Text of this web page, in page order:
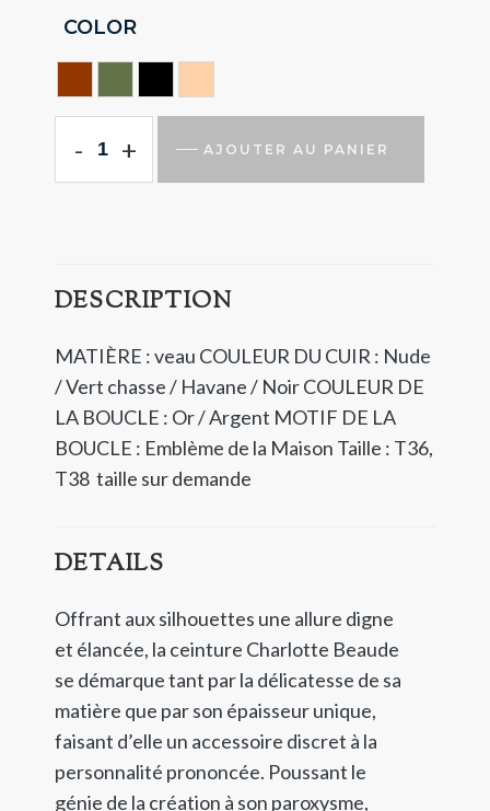
COLOR
HAVANAHUNTING GREEN
NOIRNUDE
- + AJOUTER AU PANIER
DESCRIPTION
MATIÈRE : veau COULEUR DU CUIR : Nude
/ Vert chasse / Havane / Noir COULEUR DE
LA BOUCLE : Or / Argent MOTIF DE LA
BOUCLE : Emblème de la Maison Taille : T36,
T38 taille sur demande
DETAILS
Offrant aux silhouettes une allure digne
et élancée, la ceinture Charlotte Beaude
se démarque tant par la délicatesse de sa
matière que par son épaisseur unique,
faisant d’elle un accessoire discret à la
personnalité prononcée. Poussant le
génie de la création à son paroxysme,